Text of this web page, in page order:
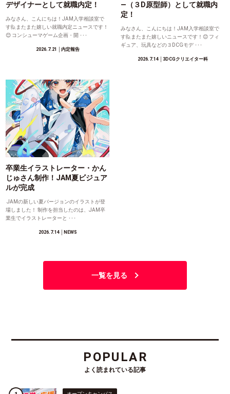
デザイナーとして就職内定！
みなさん、こんにちは！JAM入学相談室で
す🙋またまた嬉しい就職内定ニュースです！
😊 コンシューマゲーム企画・開 ･･･
2026.7.21 │内定報告
―（３D原型師）として就職内
定！
みなさん、こんにちは！JAM入学相談室で
す🙋またまた嬉しいニュースです！😊 フィ
ギュア、玩具などの３DCGモデ ･･･
2026.7.14│3DCGクリエイター科
卒業生イラストレーター・かん
じゅさん制作！JAM夏ビジュア
ルが完成
JAMの新しい夏バージョンのイラストが登
場しました！ 制作を担当したのは、JAM卒
業生でイラストレーターと ･･･
2026.7.14│NEWS
一覧を見る
POPULAR
よく読まれている記事